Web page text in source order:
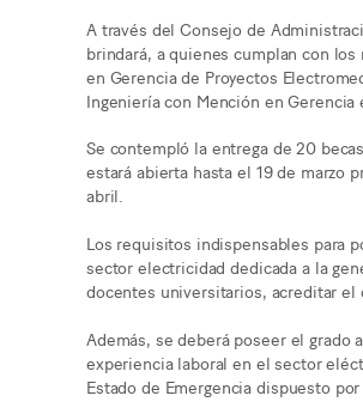
A través del Consejo de
brindará, a quienes cumplan con
en Gerencia de Proyectos
Ingeniería con Mención en
Se contempló la entrega de 20
estará abierta hasta el 19 de marzo
abril.
Los requisitos indispensables para
sector electricidad dedicada a la
docentes universitarios, acreditar el
Además, se deberá poseer el grado
experiencia laboral en el sector
Estado de Emergencia dispuesto